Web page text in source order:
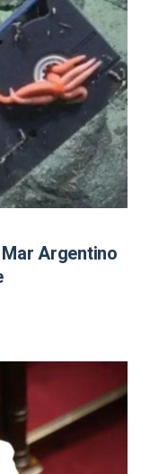
Argentino